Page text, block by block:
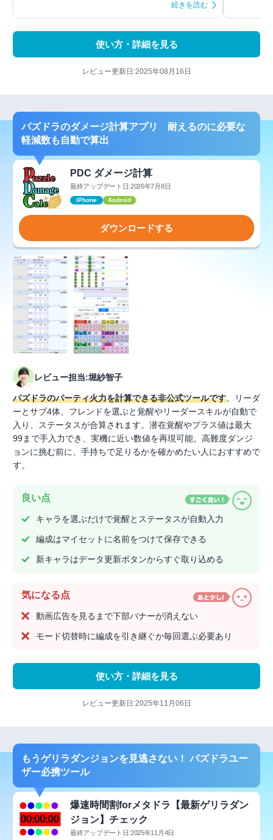
続きを読む
使い方・詳細を見る
レビュー更新日:2025年08月16日
パズドラのダメージ計算アプリ 耐えるのに必要な
軽減数も自動で算出
PDC ダメージ計算
最終アップデート日:2026年7月8日
iPhone Android
ダウンロードする
レビュー担当:堀紗智子
パズドラのパーティ火力を計算できる非公式ツールです。リーダ
ーとサブ4体、フレンドを選ぶと覚醒やリーダースキルが自動で
入り、ステータスが合算されます。潜在覚醒やプラス値は最大
99まで手入力でき、実機に近い数値を再現可能。高難度ダンジ
ョンに挑む前に、手持ちで足りるかを確かめたい人におすすめで
す。
良い点
キャラを選ぶだけで覚醒とステータスが自動入力
編成はマイセットに名前をつけて保存できる
新キャラはデータ更新ボタンからすぐ取り込める
気になる点
動画広告を見るまで下部バナーが消えない
モード切替時に編成を引き継ぐか毎回選ぶ必要あり
使い方・詳細を見る
レビュー更新日:2025年11月06日
もうゲリラダンジョンを見逃さない！ パズドラユー
ザー必携ツール
爆速時間割forメタドラ【最新ゲリラダン
ジョン】チェック
最終アップデート日:2025年11月4日